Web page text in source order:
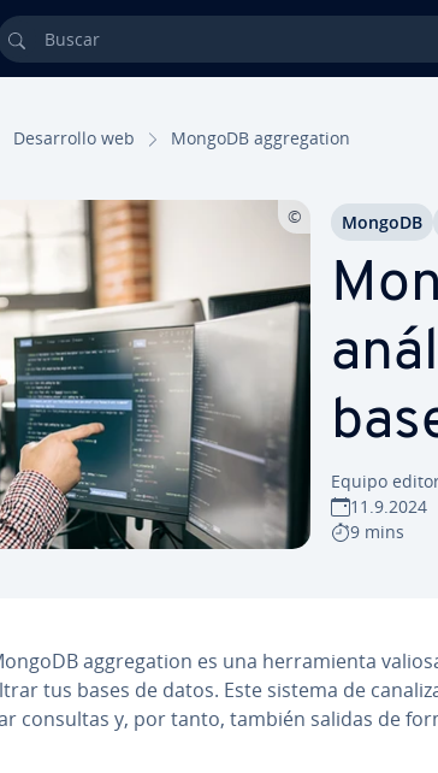
Buscar
De­sa­rro­llo web MongoDB ag­gre­ga­tion
Equipo
11.9.2024
9 mins
MongoDB
ag­gre­ga­tion es una he­rra­mie­n­ta
tus bases de datos. Este sistema de
consultas y, por tanto, también salidas de